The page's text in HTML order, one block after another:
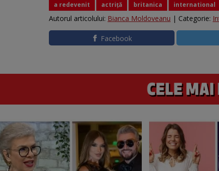
a redevenit actriță britanica international
Autorul articolului: Bianca Moldoveanu | Categorie:
Facebook